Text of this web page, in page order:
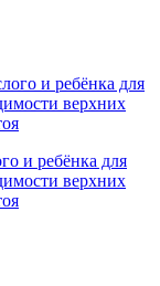
и ребёнка для
верхних